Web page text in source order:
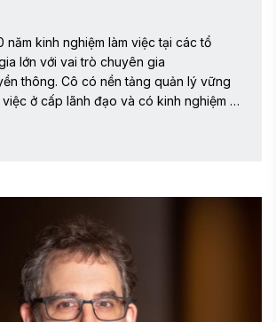
năm kinh nghiệm làm việc tại các tổ
lớn với vai trò chuyên gia
thông. Cô có nền tảng quản lý vững
ở cấp lãnh đạo và có kinh nghiệm
có thể xây dựng và triển khai các kế
May quảng bá Chương trình Giải
vực Trung Đông và Bắc Phi cho 18
khu vực Trung Đông và Bắc Phi bằng
hỗ trợ cho các ứng viên và hoạt động